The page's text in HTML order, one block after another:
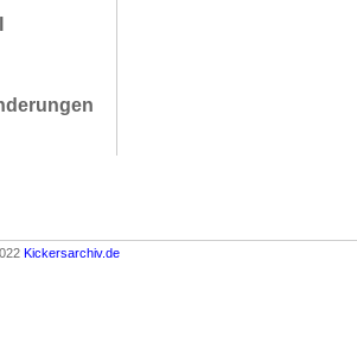
Kickersarchiv.de